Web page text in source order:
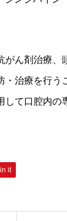
ん剤治療
治療を行
て口腔内
it